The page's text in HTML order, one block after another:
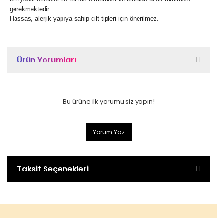
gerekmektedir.
Hassas, alerjik yapıya sahip cilt tipleri için önerilmez.
Ürün Yorumları
Bu ürüne ilk yorumu siz yapın!
Yorum Yaz
Taksit Seçenekleri